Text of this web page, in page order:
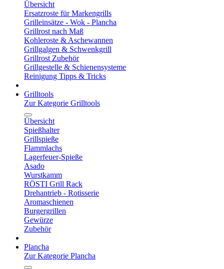
Übersicht
Ersatzroste für Markengrills
Grilleinsätze - Wok - Plancha
Grillrost nach Maß
Kohleroste & Aschewannen
Grillgalgen & Schwenkgrill
Grillrost Zubehör
Grillgestelle & Schienensysteme
Reinigung Tipps & Tricks
Grilltools
Zur Kategorie Grilltools
Übersicht
Spießhalter
Grillspieße
Flammlachs
Lagerfeuer-Spieße
Asado
Wurstkamm
RÖSTI Grill Rack
Drehantrieb - Rotisserie
Aromaschienen
Burgergrillen
Gewürze
Zubehör
Plancha
Zur Kategorie Plancha